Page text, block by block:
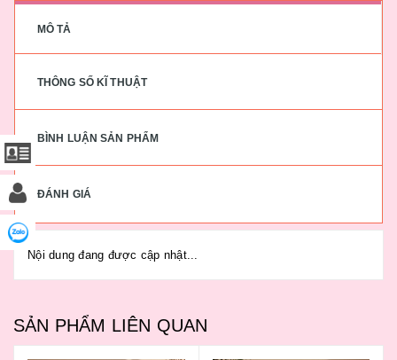
MÔ TẢ
THÔNG SỐ KĨ THUẬT
BÌNH LUẬN SẢN PHẨM
ĐÁNH GIÁ
Nội dung đang được cập nhật...
SẢN PHẨM LIÊN QUAN